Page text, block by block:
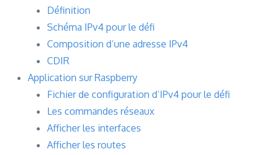
Définition
Schéma IPv4 pour le défi
Composition d’une adresse IPv4
CDIR
Application sur Raspberry
Fichier de configuration d’IPv4 pour le défi
Les commandes réseaux
Afficher les interfaces
Afficher les routes